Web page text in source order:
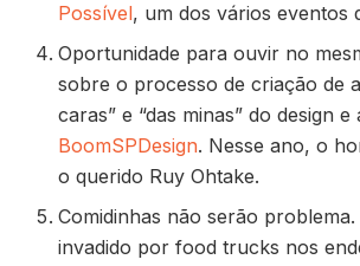
Possível, um dos vários eventos
Oportunidade para ouvir no
sobre o processo de criação de
caras” e “das minas” do design
BoomSPDesign. Nesse ano, o
o querido Ruy Ohtake.
Comidinhas não serão
invadido por food trucks nos